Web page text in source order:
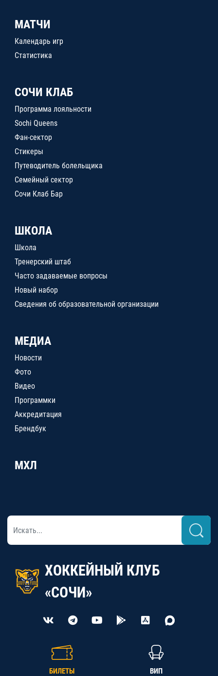
МАТЧИ
Календарь игр
Статистика
СОЧИ КЛАБ
Программа лояльности
Sochi Queens
Фан-сектор
Стикеры
Путеводитель болельщика
Семейный сектор
Сочи Клаб Бар
ШКОЛА
Школа
Тренерский штаб
Часто задаваемые вопросы
Новый набор
Сведения об образовательной организации
МЕДИА
Новости
Фото
Видео
Программки
Аккредитация
Брендбук
МХЛ
ХОККЕЙНЫЙ КЛУБ
«СОЧИ»
БИЛЕТЫ ВИП